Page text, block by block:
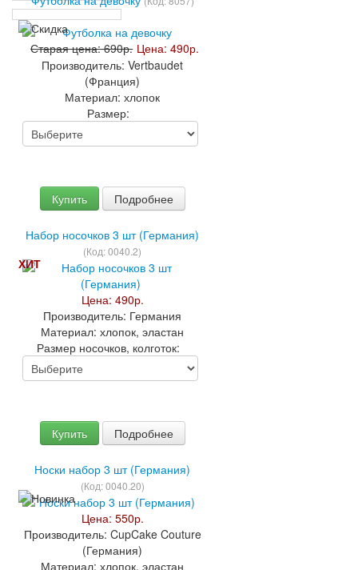
Старая цена:690р. Цена: 490р.
Производитель:Vertbaudet
(Франция)
Материал: хлопок
Размер:
Купить Подробнее
Набор носочков 3 шт (Германия)
(Код:0040.2)
ХИТ
Цена: 490р.
Производитель: Германия
Материал: хлопок, эластан
Размер носочков, колготок:
Купить Подробнее
Носки набор 3 шт (Германия)
(Код:0040.20)
Цена: 550р.
Производитель: CupCake Couture
(Германия)
Материал: хлопок, эластан